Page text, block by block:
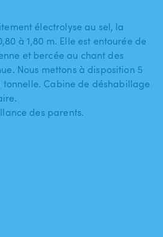
électrolyse au sel​,​ la
à 1​,​80 m. Elle est entourée de
et bercée au chant des
Nous mettons à disposition 5
tonnelle. Cabine de déshabillage
des parents.